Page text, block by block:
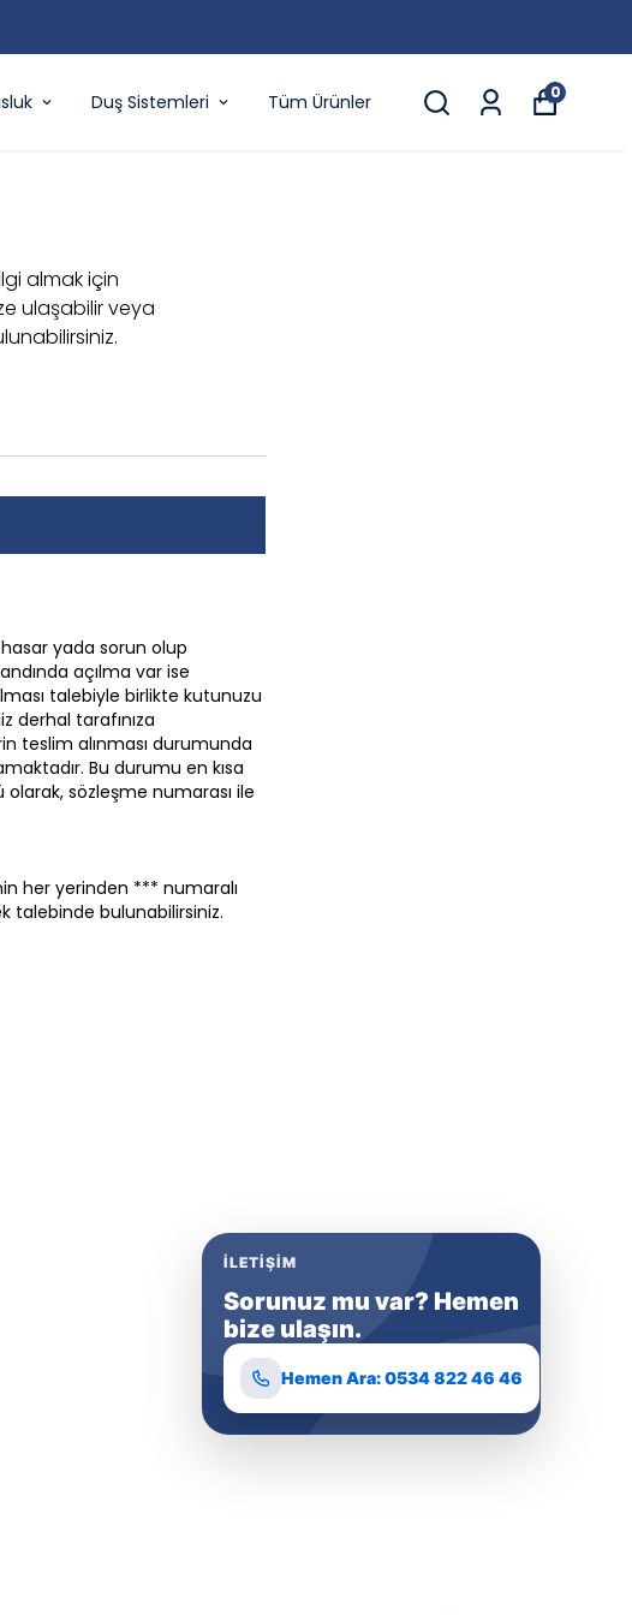
Duş Sistemleri Tüm Ürünler 0
almak için
ulaşabilir veya
yada sorun olup
açılma var ise
talebiyle birlikte kutunuzu
derhal tarafınıza
teslim alınması durumunda
Bu durumu en kısa
sözleşme numarası ile
her yerinden *** numaralı
talebinde bulunabilirsiniz.
İLETIŞIM
Sorunuz mu var? Hemen
bize ulaşın.
Hemen Ara: 0534 822 46 46